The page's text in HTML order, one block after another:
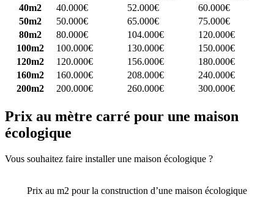
40m2
40.000€ 52.000€
60.000€
50m2
50.000€ 65.000€
75.000€
80m2
80.000€ 104.000€
120.000€
100m2
100.000€ 130.000€
150.000€
120m2
120.000€ 156.000€
180.000€
160m2
160.000€ 208.000€
240.000€
200m2
200.000€ 260.000€ 300.000€
Prix au mètre carré pour une maison
écologique
Vous souhaitez faire installer une maison écologique ?
Prix au m2 pour la construction d’une maison écologique